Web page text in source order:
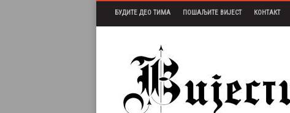
БУДИТЕ ДЕО ТИМА ПОШАЉИТЕ ВИЈЕСТ КОНТАКТ